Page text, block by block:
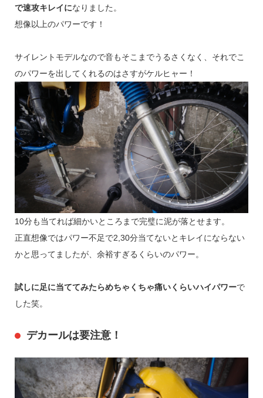
で速攻キレイになりました。
想像以上のパワーです！
サイレントモデルなので音もそこまでうるさくなく、それでこ
のパワーを出してくれるのはさすがケルヒャー！
10分も当てれば細かいところまで完璧に泥が落とせます。
正直想像ではパワー不足で2,30分当てないとキレイにならない
かと思ってましたが、余裕すぎるくらいのパワー。
試しに足に当ててみたらめちゃくちゃ痛いくらいハイパワーで
した笑。
デカールは要注意！